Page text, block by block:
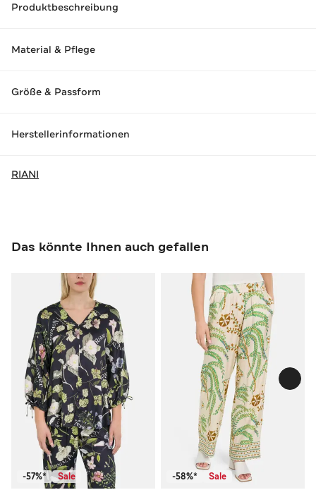
Produktbeschreibung
Material & Pflege
Größe & Passform
Herstellerinformationen
RIANI
Das könnte Ihnen auch gefallen
-57%* Sale -58%* Sale